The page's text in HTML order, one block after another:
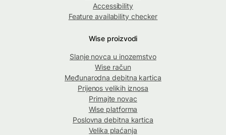
Accessibility
Feature availability checker
Wise proizvodi
Slanje novca u inozemstvo
Wise račun
Međunarodna debitna kartica
Prijenos velikih iznosa
Primajte novac
Wise platforma
Poslovna debitna kartica
Velika plaćanja